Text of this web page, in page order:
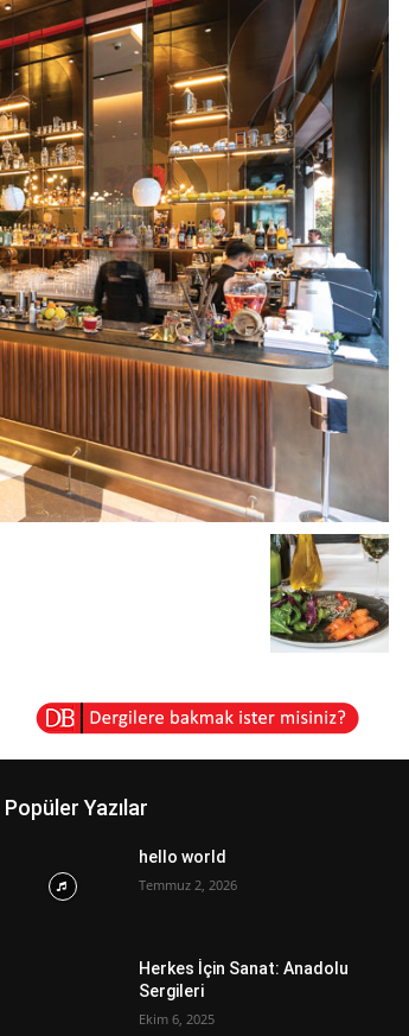
Popüler Yazılar
hello world
Temmuz 2, 2026
Herkes İçin Sanat: Anadolu
Sergileri
Ekim 6, 2025